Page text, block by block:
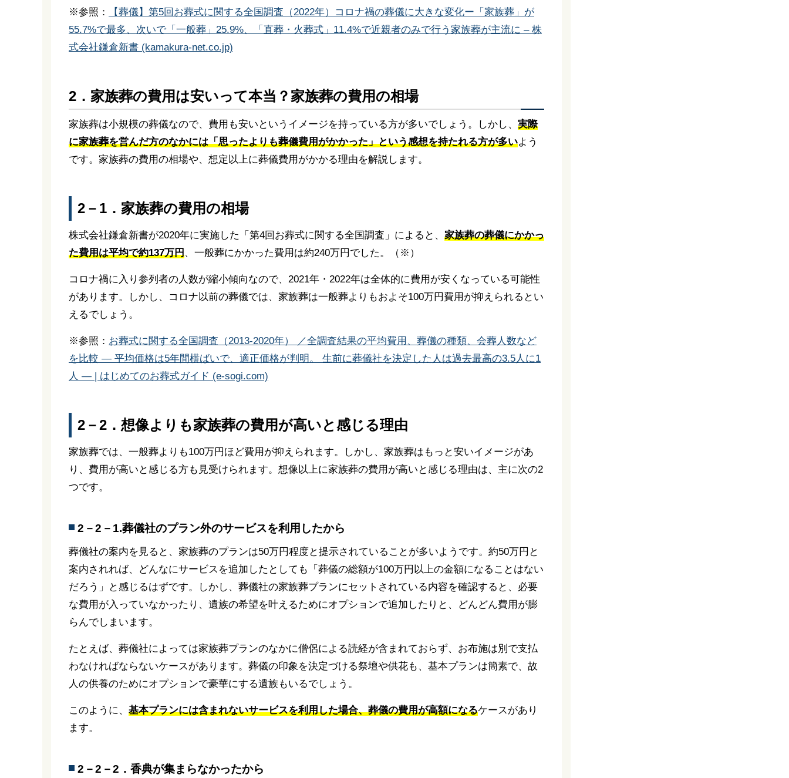
※参照：
【葬儀】第5回お葬式に関する全国調査（2022年）コロナ禍の葬儀に大きな変化ー「家族葬」が
55.7%で最多、次いで「一般葬」25.9%、「直葬・火葬式」11.4%で近親者のみで行う家族葬が主流に – 株
式会社鎌倉新書 (kamakura-net.co.jp)
2．家族葬の費用は安いって本当？家族葬の費用の相場
家族葬は小規模の葬儀なので、費用も安いというイメージを持っている方が多いでしょう。しかし、 実際
に家族葬を営んだ方のなかには「思ったよりも葬儀費用がかかった」という感想を持たれる方が多いよう
です。家族葬の費用の相場や、想定以上に葬儀費用がかかる理由を解説します。
2－1．家族葬の費用の相場
株式会社鎌倉新書が2020年に実施した「第4回お葬式に関する全国調査」によると、 家族葬の葬儀にかかっ
た費用は平均で約137万円、一般葬にかかった費用は約240万円でした。（※）
コロナ禍に入り参列者の人数が縮小傾向なので、2021年・2022年は全体的に費用が安くなっている可能性
があります。しかし、コロナ以前の葬儀では、家族葬は一般葬よりもおよそ100万円費用が抑えられるとい
えるでしょう。
※参照： お葬式に関する全国調査（2013-2020年） ／全調査結果の平均費用、葬儀の種類、会葬人数など
を比較 ― 平均価格は5年間横ばいで、適正価格が判明。 生前に葬儀社を決定した人は過去最高の3.5人に1
人 ― | はじめてのお葬式ガイド (e-sogi.com)
2－2．想像よりも家族葬の費用が高いと感じる理由
家族葬では、一般葬よりも100万円ほど費用が抑えられます。しかし、家族葬はもっと安いイメージがあ
り、費用が高いと感じる方も見受けられます。想像以上に家族葬の費用が高いと感じる理由は、主に次の2
つです。
2－2－1.葬儀社のプラン外のサービスを利用したから
葬儀社の案内を見ると、家族葬のプランは50万円程度と提示されていることが多いようです。約50万円と
案内されれば、どんなにサービスを追加したとしても「葬儀の総額が100万円以上の金額になることはない
だろう」と感じるはずです。しかし、葬儀社の家族葬プランにセットされている内容を確認すると、必要
な費用が入っていなかったり、遺族の希望を叶えるためにオプションで追加したりと、どんどん費用が膨
らんでしまいます。
たとえば、葬儀社によっては家族葬プランのなかに僧侶による読経が含まれておらず、お布施は別で支払
わなければならないケースがあります。葬儀の印象を決定づける祭壇や供花も、基本プランは簡素で、故
人の供養のためにオプションで豪華にする遺族もいるでしょう。
このように、 基本プランには含まれないサービスを利用した場合、葬儀の費用が高額になるケースがあり
ます。
2－2－2．香典が集まらなかったから